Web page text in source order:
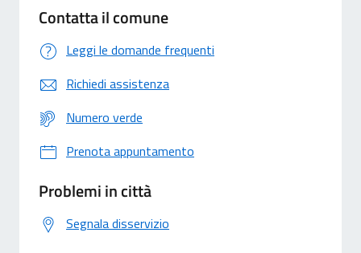
Contatta il comune
Leggi le domande frequenti
Richiedi assistenza
Numero verde
Prenota appuntamento
Problemi in città
Segnala disservizio